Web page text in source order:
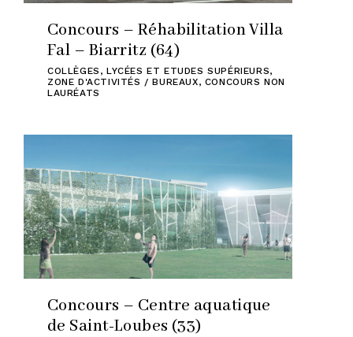
Concours – Réhabilitation Villa
Fal – Biarritz (64)
COLLÈGES, LYCÉES ET ETUDES SUPÉRIEURS,
ZONE D'ACTIVITÉS / BUREAUX, CONCOURS NON
LAURÉATS
Concours – Centre aquatique
de Saint-Loubes (33)